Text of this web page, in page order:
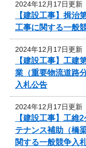
2024年12月17日更新
【建設工事】揖治
工事に関する一般
2024年12月17日更新
【建設工事】工
業（重要物流道路
入札公告
2024年12月17日更新
【建設工事】工
テナンス補助（橋
関する一般競争入